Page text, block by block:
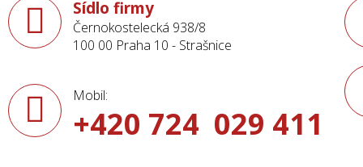
Sídlo firmy
Černokostelecká 938/8
100 00 Praha 10 - Strašnice
Mobil:
+420 724 029 411